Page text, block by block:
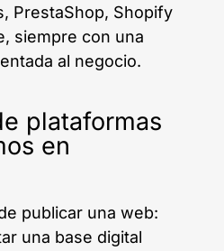
PrestaShop, Shopify
siempre con una
al negocio.
plataformas
en
publicar una web:
una base digital